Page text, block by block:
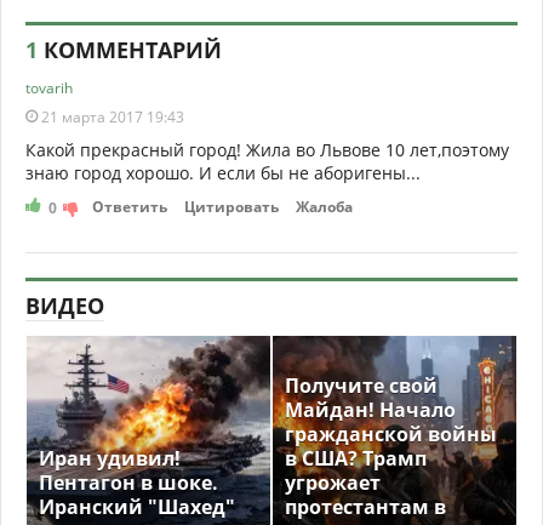
1 КОММЕНТАРИЙ
tovarih
21 марта 2017 19:43
Какой прекрасный город! Жила во Львове 10 лет,поэтому
знаю город хорошо. И если бы не аборигены...
0 Ответить Цитировать Жалоба
ВИДЕО
Иран удивил!
Пентагон в шоке.
Иранский "Шахед"
Получите свой
Майдан! Начало
гражданской войны
в США? Трамп
угрожает
протестантам в